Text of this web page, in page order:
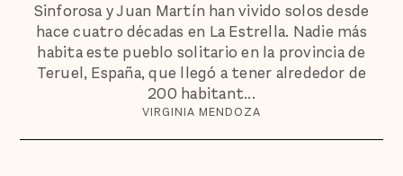
Sinforosa y Juan Martín han vivido solos desde
hace cuatro décadas en La Estrella. Nadie más
habita este pueblo solitario en la provincia de
Teruel, España, que llegó a tener alrededor de
200 habitant...
VIRGINIA MENDOZA